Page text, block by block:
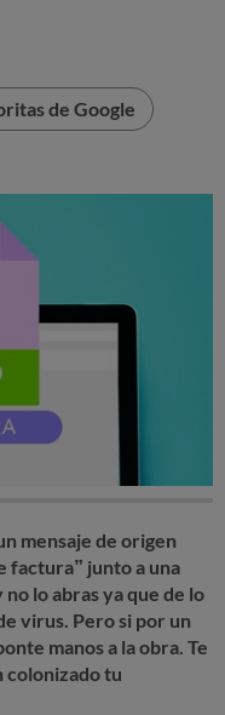
de Google
mensaje de origen
factura” junto a una
lo abras ya que de lo
virus. Pero si por un
manos a la obra. Te
colonizado tu